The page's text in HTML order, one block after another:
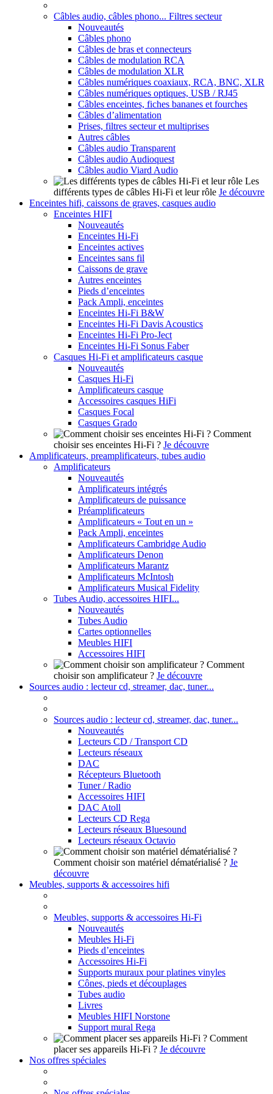
Câbles audio, câbles phono... Filtres secteur
Nouveautés
Câbles phono
Câbles de bras et connecteurs
Câbles de modulation RCA
Câbles de modulation XLR
Câbles numériques coaxiaux, RCA, BNC, XLR
Câbles numériques optiques, USB / RJ45
Câbles enceintes, fiches bananes et fourches
Câbles d’alimentation
Prises, filtres secteur et multiprises
Autres câbles
Câbles audio Transparent
Câbles audio Audioquest
Câbles audio Viard Audio
Les
différents types de câbles Hi-Fi et leur rôle Je découvre
Enceintes hifi, caissons de graves, casques audio
Enceintes HIFI
Nouveautés
Enceintes Hi-Fi
Enceintes actives
Enceintes sans fil
Caissons de grave
Autres enceintes
Pieds d’enceintes
Pack Ampli, enceintes
Enceintes Hi-Fi B&W
Enceintes Hi-Fi Davis Acoustics
Enceintes Hi-Fi Pro-Ject
Enceintes Hi-Fi Sonus Faber
Casques Hi-Fi et amplificateurs casque
Nouveautés
Casques Hi-Fi
Amplificateurs casque
Accessoires casques HiFi
Casques Focal
Casques Grado
Comment
choisir ses enceintes Hi-Fi ? Je découvre
Amplificateurs, preamplificateurs, tubes audio
Amplificateurs
Nouveautés
Amplificateurs intégrés
Amplificateurs de puissance
Préamplificateurs
Amplificateurs « Tout en un »
Pack Ampli, enceintes
Amplificateurs Cambridge Audio
Amplificateurs Denon
Amplificateurs Marantz
Amplificateurs McIntosh
Amplificateurs Musical Fidelity
Tubes Audio, accessoires HIFI...
Nouveautés
Tubes Audio
Cartes optionnelles
Meubles HIFI
Accessoires HIFI
Comment
choisir son amplificateur ? Je découvre
Sources audio : lecteur cd, streamer, dac, tuner...
Sources audio : lecteur cd, streamer, dac, tuner...
Nouveautés
Lecteurs CD / Transport CD
Lecteurs réseaux
DAC
Récepteurs Bluetooth
Tuner / Radio
Accessoires HIFI
DAC Atoll
Lecteurs CD Rega
Lecteurs réseaux Bluesound
Lecteurs réseaux Octavio
Comment choisir son matériel dématérialisé ? Je
découvre
Meubles, supports & accessoires hifi
Meubles, supports & accessoires Hi-Fi
Nouveautés
Meubles Hi-Fi
Pieds d’enceintes
Accessoires Hi-Fi
Supports muraux pour platines vinyles
Cônes, pieds et découplages
Tubes audio
Livres
Meubles HIFI Norstone
Support mural Rega
Comment
placer ses appareils Hi-Fi ? Je découvre
Nos offres spéciales